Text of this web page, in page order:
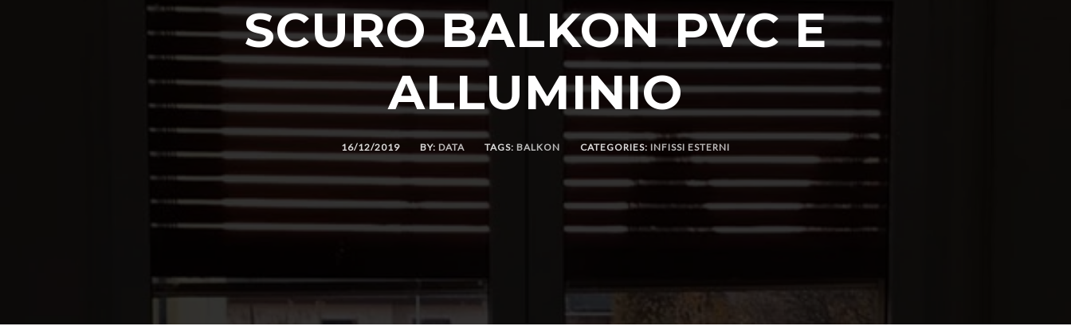
SCURO BALKON PVC E
ALLUMINIO
16/12/2019 BY: DATA TAGS: BALKON CATEGORIES: INFISSI ESTERNI